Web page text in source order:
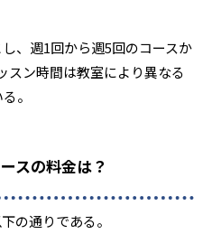
、週1回から週5回のコースか
スン時間は教室により異なる
。
スの料金は？
の通りである。